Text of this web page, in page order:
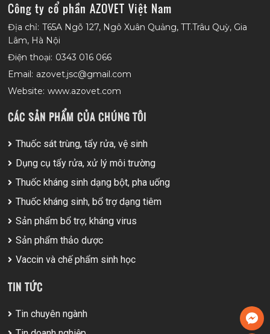
Công ty cổ phần AZOVET Việt Nam
Địa chỉ: T65A Ngõ 127, Ngô Xuân Quảng, TT.Trâu Quỳ, Gia
Lâm, Hà Nội
Điện thoại: 0343 016 066
Email: azovet.jsc@gmail.com
Website: www.azovet.com
CÁC SẢN PHẨM CỦA CHÚNG TÔI
Thuốc sát trùng, tẩy rửa, vệ sinh
Dụng cụ tẩy rửa, xử lý môi trường
Thuốc kháng sinh dạng bột, pha uống
Thuốc kháng sinh, bổ trợ dạng tiêm
Sản phẩm bổ trợ, kháng virus
Sản phẩm thảo dược
Vaccin và chế phẩm sinh học
TIN TỨC
Tin chuyên ngành